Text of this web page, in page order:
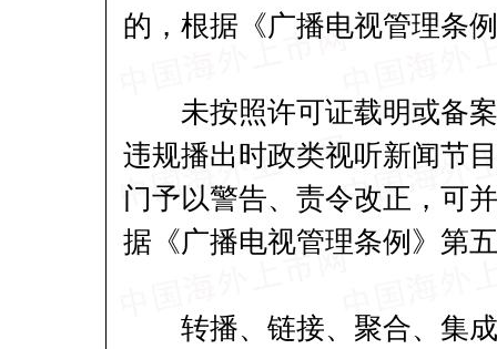
的，根据《广播电视管理条
未按照许可证载明或备案
违规播出时政类视听新闻节
门予以警告、责令改正，可
据《广播电视管理条例》第
转播、链接、聚合、集成